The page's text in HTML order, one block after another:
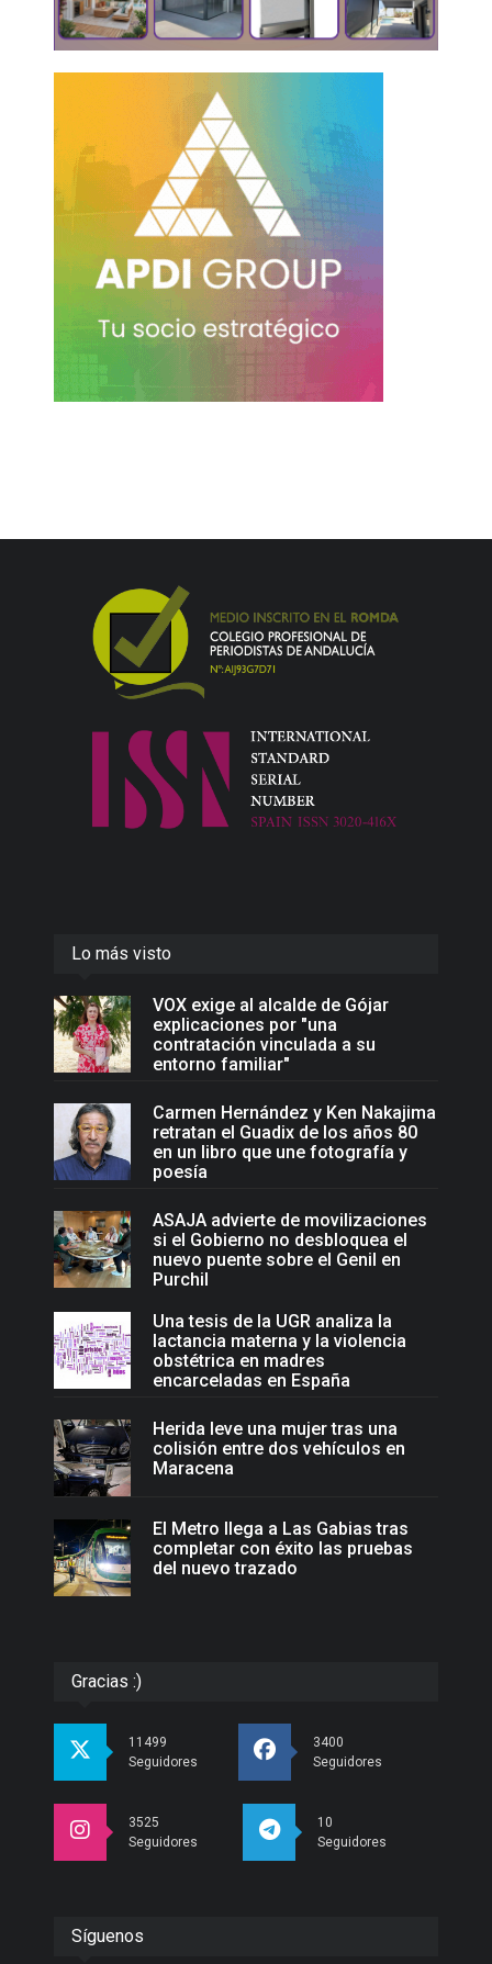
Lo más visto
VOX exige al alcalde de Gójar
explicaciones por "una
contratación vinculada a su
entorno familiar"
Carmen Hernández y Ken Nakajima
retratan el Guadix de los años 80
en un libro que une fotografía y
poesía
ASAJA advierte de movilizaciones
si el Gobierno no desbloquea el
nuevo puente sobre el Genil en
Purchil
Una tesis de la UGR analiza la
lactancia materna y la violencia
obstétrica en madres
encarceladas en España
Herida leve una mujer tras una
colisión entre dos vehículos en
Maracena
El Metro llega a Las Gabias tras
completar con éxito las pruebas
del nuevo trazado
Gracias :)
11499
Seguidores
3400
Seguidores
3525
Seguidores
10
Seguidores
Síguenos